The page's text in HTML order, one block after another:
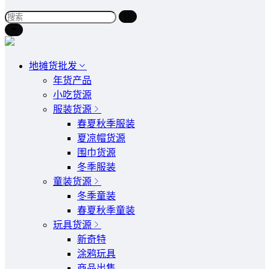
地摊货批发
年货产品
小吃货源
服装货源
春夏秋季服装
夏凉帽货源
围巾货源
冬季服装
童装货源
冬季童装
春夏秋季童装
玩具货源
新奇特
涂鸦玩具